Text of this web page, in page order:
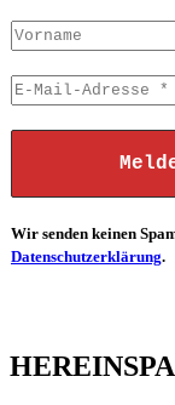
Wir senden keinen
Datenschutzerklärung.